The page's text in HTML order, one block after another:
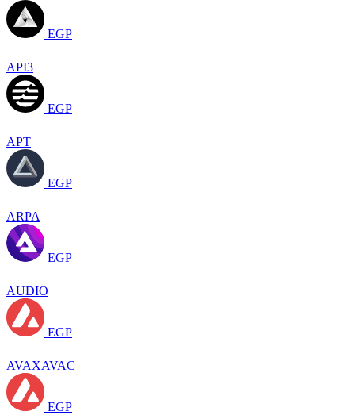
EGP
API3
EGP
APT
EGP
ARPA
EGP
AUDIO
EGP
AVAXAVAC
EGP